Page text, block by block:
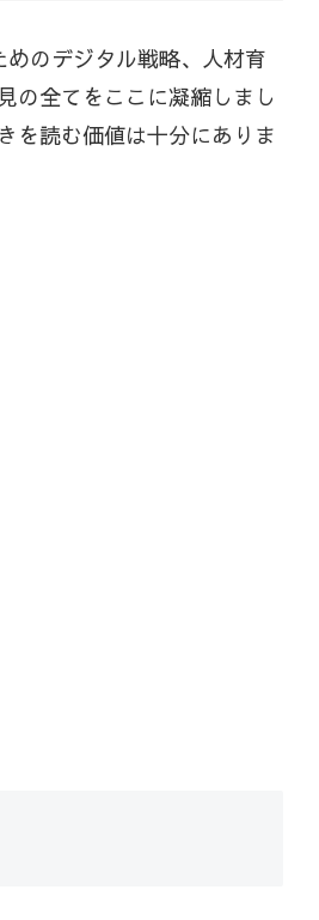
のデジタル戦略、人材育
の全てをここに凝縮しまし
を読む価値は十分にありま